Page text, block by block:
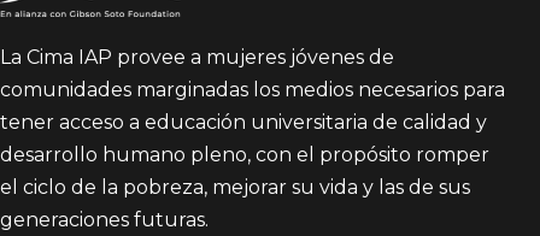
La Cima IAP provee a mujeres jóvenes de
comunidades marginadas los medios necesarios para
tener acceso a educación universitaria de calidad y
desarrollo humano pleno, con el propósito romper
el ciclo de la pobreza, mejorar su vida y las de sus
generaciones futuras.